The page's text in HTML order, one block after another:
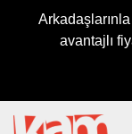
avantajlı